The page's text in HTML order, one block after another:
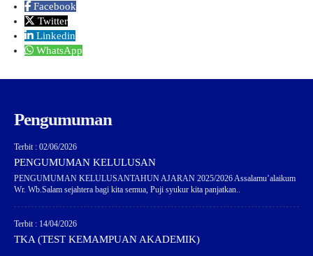
Facebook
Twitter
Linkedin
WhatsApp
Pengumuman
Terbit : 02/06/2026
PENGUMUMAN KELULUSAN
PENGUMUMAN KELULUSANTAHUN AJARAN 2025/2026 Assalamu’alaikum
Wr. Wb.Salam sejahtera bagi kita semua, Puji syukur kita panjatkan..
Terbit : 14/04/2026
TKA (TEST KEMAMPUAN AKADEMIK)